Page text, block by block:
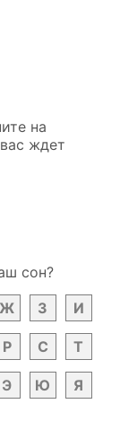
на
ждет
сон?
Ж З И
Р С Т
Э Ю Я